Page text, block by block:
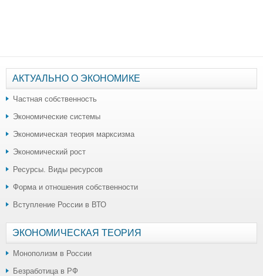
АКТУАЛЬНО О ЭКОНОМИКЕ
Частная собственность
Экономические системы
Экономическая теория марксизма
Экономический рост
Ресурсы. Виды ресурсов
Форма и отношения собственности
Вступление России в ВТО
ЭКОНОМИЧЕСКАЯ ТЕОРИЯ
Монополизм в России
Безработица в РФ